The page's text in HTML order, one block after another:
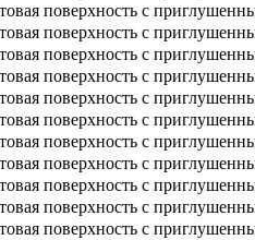
поверхность с
поверхность с
поверхность с
поверхность с
поверхность с
поверхность с
поверхность с
поверхность с
поверхность с
поверхность с
поверхность с